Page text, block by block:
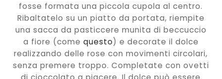
fosse formata una piccola cupola al centro.
Ribaltatelo su un piatto da portata, riempite
una sacca da pasticcere munita di beccuccio
a fiore (come questo) e decorate il dolce
realizzando delle rose con movimenti circolari,
senza premere troppo. Completate con ovetti